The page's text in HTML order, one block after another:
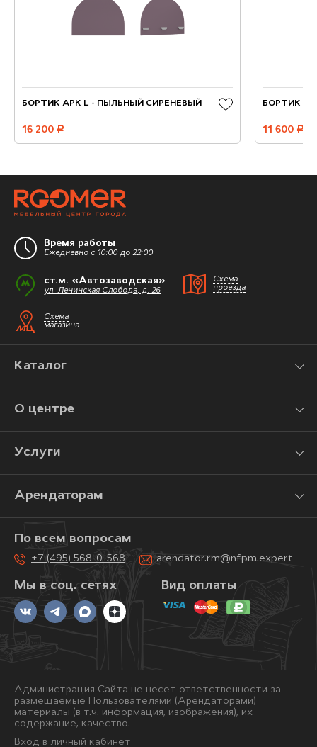
БОРТИК АРК L - ПЫЛЬНЫЙ СИРЕНЕВЫЙ
16 200 руб.
БОРТИК
11 600 руб.
Время работы
Ежедневно с 10:00 до 22:00
ст.м. «Автозаводская»
ул. Ленинская Слобода, д. 26
Схема
проезда
Схема
магазина
Каталог
О центре
Услуги
Арендаторам
Мы в соц. сетях
По всем вопросам
+7 (495) 568-0-568 arendator.rm@nfpm.expert
Вид оплаты
Администрация Сайта не несет ответственности за
размещаемые Пользователями (Арендаторами)
материалы (в т.ч. информация, изображения), их
содержание, качество.
Вход в личный кабинет